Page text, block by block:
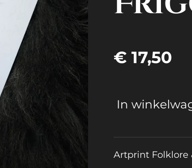
€ 17,50
In
Artprint Folklore